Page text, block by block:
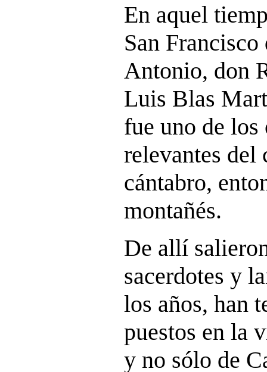
En aquel
San
Antonio, don
Luis Blas
fue uno de los
relevantes del
cántabro,
montañés.
De allí
sacerdotes y
los años, han
puestos en la
y no sólo de